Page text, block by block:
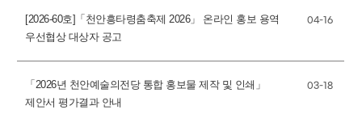
[2026-60호]「천안흥타령춤축제 2026」 온라인 홍보 용역
우선협상 대상자 공고
04-16
「2026년 천안예술의전당 통합 홍보물 제작 및 인쇄」
제안서 평가결과 안내
03-18